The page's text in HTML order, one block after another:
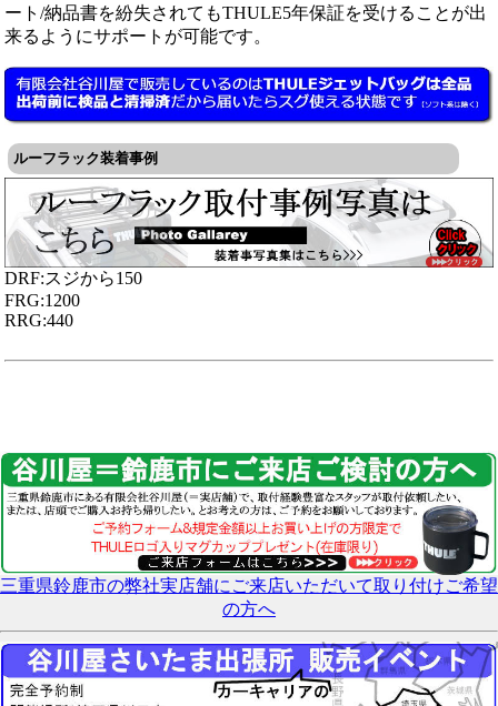
ート/納品書を紛失されてもTHULE5年保証を受けることが出
来るようにサポートが可能です。
ルーフラック装着事例
DRF:スジから150
FRG:1200
RRG:440
三重県鈴鹿市の弊社実店舗にご来店いただいて取り付けご希望
の方へ